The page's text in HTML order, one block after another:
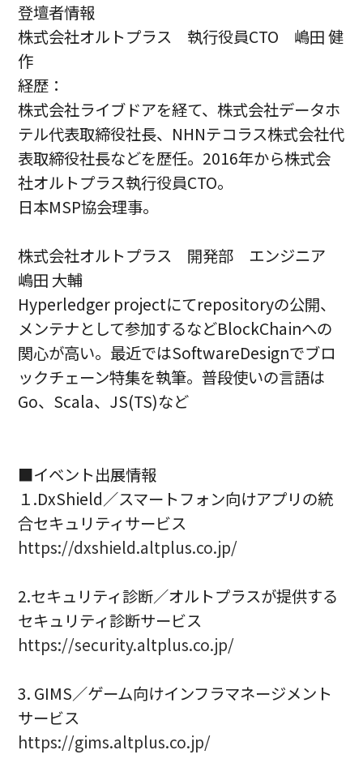
登壇者情報
株式会社オルトプラス 執行役員CTO 嶋田 健
作
経歴：
株式会社ライブドアを経て、株式会社データホ
テル代表取締役社長、NHNテコラス株式会社代
表取締役社長などを歴任。2016年から株式会
社オルトプラス執行役員CTO。
日本MSP協会理事。
株式会社オルトプラス 開発部 エンジニア
嶋田 大輔
Hyperledger projectにてrepositoryの公開、
メンテナとして参加するなどBlockChainへの
関心が高い。最近ではSoftwareDesignでブロ
ックチェーン特集を執筆。普段使いの言語は
Go、Scala、JS(TS)など
■イベント出展情報
１.DxShield／スマートフォン向けアプリの統
合セキュリティサービス
https://dxshield.altplus.co.jp/
2.セキュリティ診断／オルトプラスが提供する
セキュリティ診断サービス
https://security.altplus.co.jp/
3. GIMS／ゲーム向けインフラマネージメント
サービス
https://gims.altplus.co.jp/